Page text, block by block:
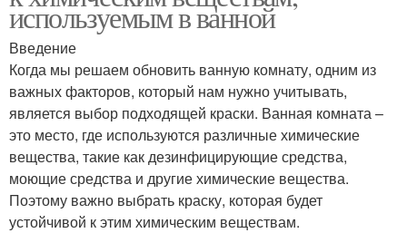
используемым в ванной
Введение
Когда мы решаем обновить ванную комнату, одним из
важных факторов, который нам нужно учитывать,
является выбор подходящей краски. Ванная комната –
это место, где используются различные химические
вещества, такие как дезинфицирующие средства,
моющие средства и другие химические вещества.
Поэтому важно выбрать краску, которая будет
устойчивой к этим химическим веществам.